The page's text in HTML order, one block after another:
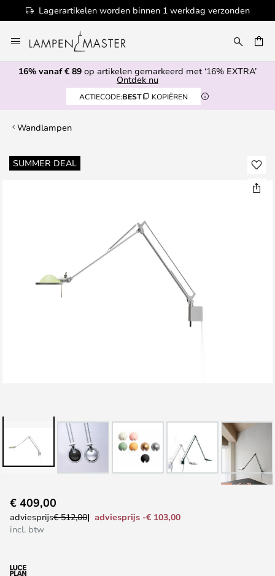
Lagerartikelen worden binnen 1 werkdag verzonden
naar
de
inhoud
16% vanaf € 89 op artikelen gemarkeerd met ‘16% EXTRA’
Ontdek nu
ACTIECODE:BEST KOPIËREN
Wandlampen
SUMMER DEAL
Ga
naar
naar
het
de
€ 409,00
adviesprijs€ 512,00
adviesprijs -€ 103,00
incl. btw